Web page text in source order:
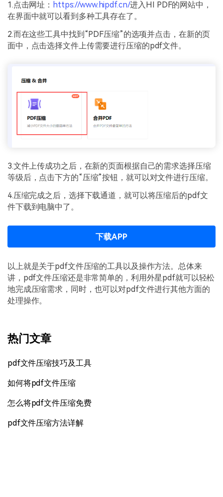
1.点击网址： https://www.hipdf.cn/进入HI PDF的网站中，
在界面中就可以看到多种工具存在了。
2.而在这些工具中找到“PDF压缩”的选项并点击，在新的页
面中，点击选择文件上传需要进行压缩的pdf文件。
3.文件上传成功之后，在新的页面根据自己的需求选择压缩
等级后，点击下方的“压缩”按钮，就可以对文件进行压缩。
4.压缩完成之后，选择下载通道，就可以将压缩后的pdf文
件下载到电脑中了。
下载APP
以上就是关于pdf文件压缩的工具以及操作方法。总体来
讲，pdf文件压缩还是非常简单的，利用外星pdf就可以轻松
地完成压缩需求，同时，也可以对pdf文件进行其他方面的
处理操作。
热门文章
pdf文件压缩技巧及工具
如何将pdf文件压缩
怎么将pdf文件压缩免费
pdf文件压缩方法详解